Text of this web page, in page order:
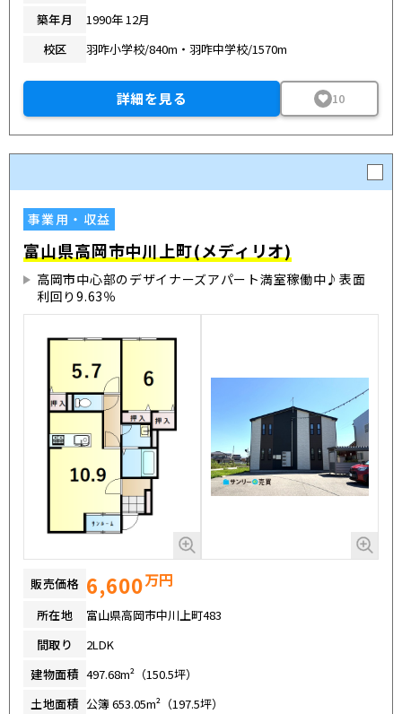
築年月
1990年 12月
校区
羽咋小学校/840m・羽咋中学校/1570m
詳細を見る 10
事業用・収益
富山県高岡市中川上町(メディリオ)
高岡市中心部のデザイナーズアパート満室稼働中♪表面
利回り9.63％
販売価格 6,600万円
所在地
富山県高岡市中川上町483
間取り
2LDK
建物面積 497.68m²（150.5坪）
土地面積 公簿 653.05m²（197.5坪）